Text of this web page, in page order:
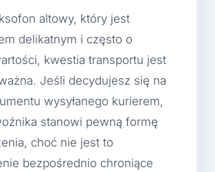
altowy, który jest
delikatnym i często o
kwestia transportu jest
Jeśli decydujesz się na
wysyłanego kurierem,
stanowi pewną formę
choć nie jest to
bezpośrednio chroniące